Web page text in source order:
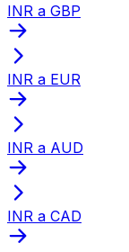
INR a GBP
INR a EUR
INR a AUD
INR a CAD